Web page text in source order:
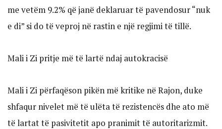
me vetëm 9.2% që janë deklaruar të pavendosur “nuk
e di” si do të veproj në rastin e një regjimi të tillë.
Mali i Zi pritje më të lartë ndaj autokracisë
Mali i Zi përfaqëson pikën më kritike në Rajon, duke
shfaqur nivelet më të ulëta të rezistencës dhe ato më
të lartat të pasivitetit apo pranimit të autoritarizmit.